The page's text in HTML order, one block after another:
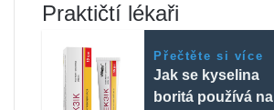
Praktičtí lékaři
Přečtěte si více
Jak se kyselina
boritá používá na